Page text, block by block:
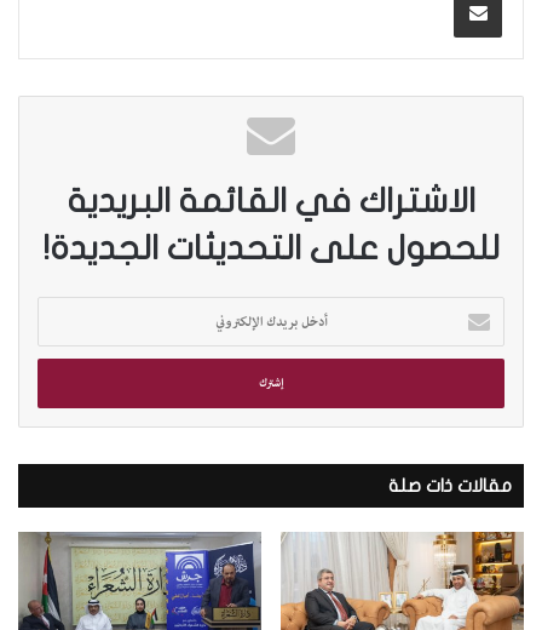
الاشتراك في القائمة البريدية
للحصول على التحديثات الجديدة!
خ
ب
ي
د
ك
ا
ل
إ
ل
مقالات ذات صلة